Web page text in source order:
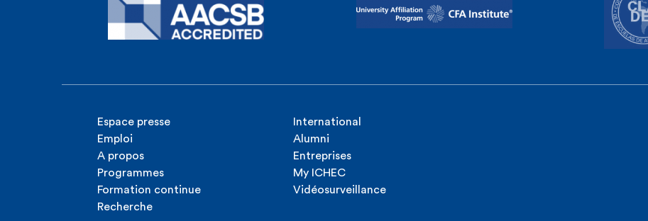
Espace presse
Emploi
A propos
Programmes
Formation continue
Recherche
International
Alumni
Entreprises
My ICHEC
Vidéosurveillance